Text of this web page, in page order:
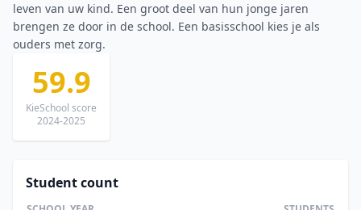
leven van uw kind. Een groot deel van hun jonge jaren
brengen ze door in de school. Een basisschool kies je als
ouders met zorg.
59.9
KieSchool score
2024-2025
Student count